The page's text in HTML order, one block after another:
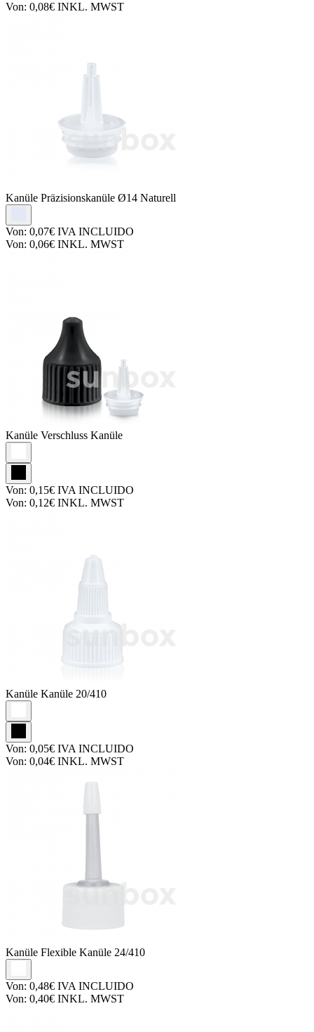
Von: 0,08€ INKL. MWST
Kanüle Präzisionskanüle Ø14 Naturell
Von: 0,07€ IVA INCLUIDO
Von: 0,06€ INKL. MWST
Kanüle Verschluss Kanüle
Von: 0,15€ IVA INCLUIDO
Von: 0,12€ INKL. MWST
Kanüle Kanüle 20/410
Von: 0,05€ IVA INCLUIDO
Von: 0,04€ INKL. MWST
Kanüle Flexible Kanüle 24/410
Von: 0,48€ IVA INCLUIDO
Von: 0,40€ INKL. MWST